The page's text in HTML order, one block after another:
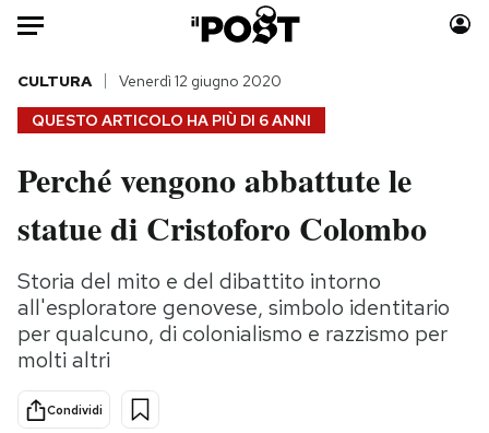
Auto
HOME
Italia
Politica
Tecnologia
Internet
Scienza
Cultura
Economia
Moda
Consumismi
Storie/Idee
Ok Boomer!
Media
QUESTO ARTICOLO HA PIÙ DI 6 ANNI
CULTURA Venerdì 12 giugno 2020
Perché vengono abbattute le
statue di Cristoforo Colombo
Storia del mito e del dibattito intorno
all'esploratore genovese, simbolo identitario
per qualcuno, di colonialismo e razzismo per
molti altri
Condividi